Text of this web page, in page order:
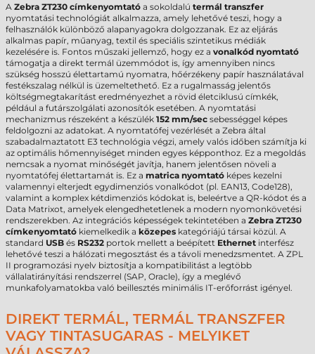
A Zebra ZT230 címkenyomtató a sokoldalú termál transzfer
nyomtatási technológiát alkalmazza, amely lehetővé teszi, hogy a
felhasználók különböző alapanyagokra dolgozzanak. Ez az eljárás
alkalmas papír, műanyag, textil és speciális szintetikus médiák
kezelésére is. Fontos műszaki jellemző, hogy ez a vonalkód nyomtató
támogatja a direkt termál üzemmódot is, így amennyiben nincs
szükség hosszú élettartamú nyomatra, hőérzékeny papír használatával
festékszalag nélkül is üzemeltethető. Ez a rugalmasság jelentős
költségmegtakarítást eredményezhet a rövid életciklusú címkék,
például a futárszolgálati azonosítók esetében. A nyomtatási
mechanizmus részeként a készülék 152 mm/sec sebességgel képes
feldolgozni az adatokat. A nyomtatófej vezérlését a Zebra által
szabadalmaztatott E3 technológia végzi, amely valós időben számítja ki
az optimális hőmennyiséget minden egyes képponthoz. Ez a megoldás
nemcsak a nyomat minőségét javítja, hanem jelentősen növeli a
nyomtatófej élettartamát is. Ez a matrica nyomtató képes kezelni
valamennyi elterjedt egydimenziós vonalkódot (pl. EAN13, Code128),
valamint a komplex kétdimenziós kódokat is, beleértve a QR-kódot és a
Data Matrixot, amelyek elengedhetetlenek a modern nyomonkövetési
rendszerekben. Az integrációs képességek tekintetében a Zebra ZT230
címkenyomtató kiemelkedik a közepes kategóriájú társai közül. A
standard USB és RS232 portok mellett a beépített Ethernet interfész
lehetővé teszi a hálózati megosztást és a távoli menedzsmentet. A ZPL
II programozási nyelv biztosítja a kompatibilitást a legtöbb
vállalatirányítási rendszerrel (SAP, Oracle), így a meglévő
munkafolyamatokba való beillesztés minimális IT-erőforrást igényel.
DIREKT TERMÁL, TERMÁL TRANSZFER
VAGY TINTASUGARAS - MELYIKET